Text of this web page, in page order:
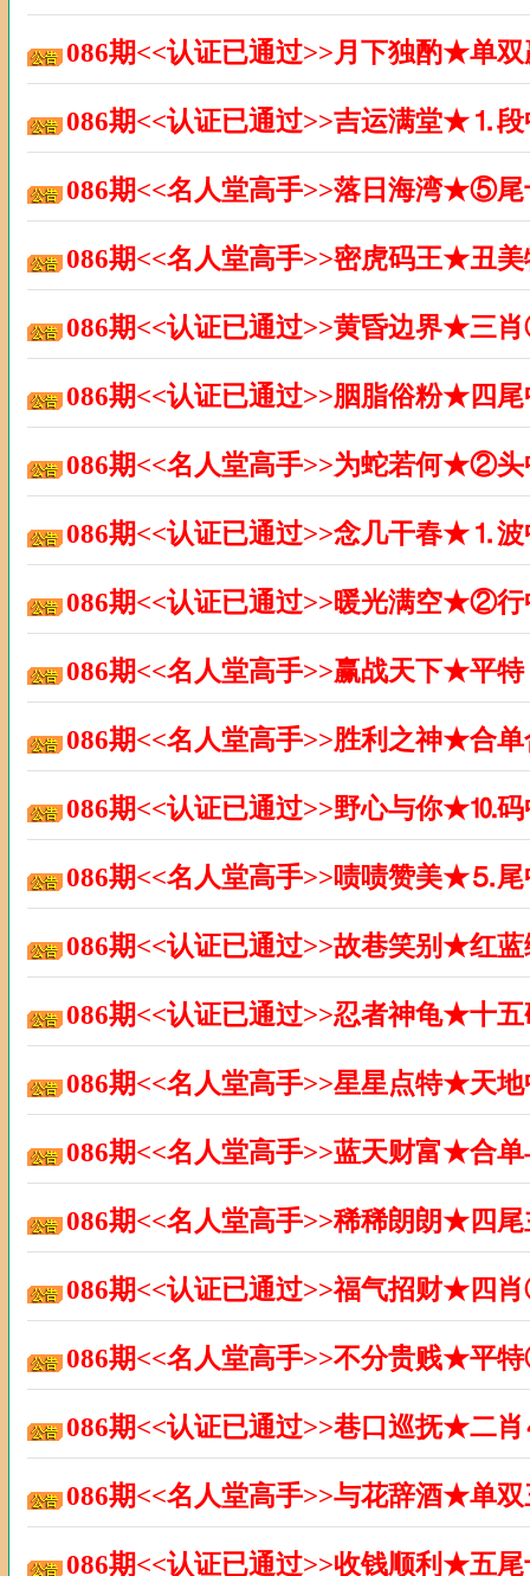
086期<<认证已通过>>月下独酌★单
086期<<认证已通过>>吉运满堂★⒈
086期<<名人堂高手>>落日海湾★⑤
086期<<名人堂高手>>密虎码王★丑
086期<<认证已通过>>黄昏边界★三
086期<<认证已通过>>胭脂俗粉★四
086期<<名人堂高手>>为蛇若何★②
086期<<认证已通过>>念几干春★⒈
086期<<认证已通过>>暖光满空★②
086期<<名人堂高手>>赢战天下★平
086期<<名人堂高手>>胜利之神★合
086期<<认证已通过>>野心与你★⒑
086期<<名人堂高手>>啧啧赞美★⒌
086期<<认证已通过>>故巷笑别★红
086期<<认证已通过>>忍者神龟★十
086期<<名人堂高手>>星星点特★天
086期<<名人堂高手>>蓝天财富★合
086期<<名人堂高手>>稀稀朗朗★四
086期<<认证已通过>>福气招财★四
086期<<名人堂高手>>不分贵贱★平
086期<<认证已通过>>巷口巡抚★二
086期<<名人堂高手>>与花辞酒★单
086期<<认证已通过>>收钱顺利★五